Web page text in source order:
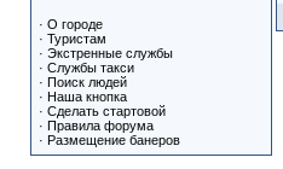
· О городе
· Туристам
· Экстренные службы
· Службы такси
· Поиск людей
· Наша кнопка
· Сделать стартовой
· Правила форума
· Размещение банеров